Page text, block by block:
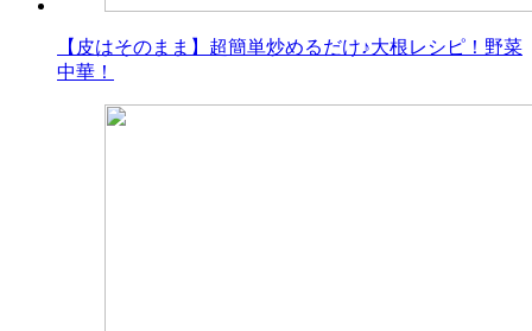
【皮はそのまま】超簡単炒めるだけ♪大根レシピ！野菜
中華！